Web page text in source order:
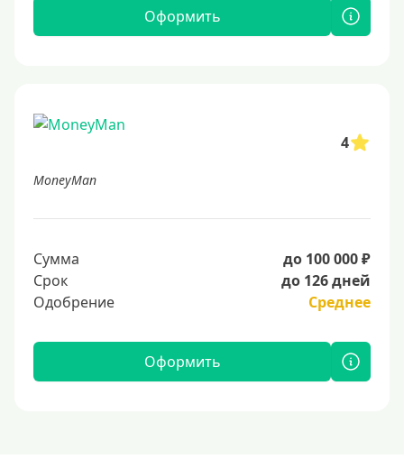
Оформить
4
MoneyMan
Сумма
до 100 000 ₽
Срок
до 126 дней
Одобрение
Среднее
Оформить